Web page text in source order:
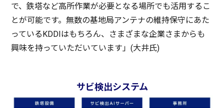
で、鉄塔など高所作業が必要となる場所でも活用するこ
とが可能です。無数の基地局アンテナの維持保守にあた
っているKDDIはもちろん、さまざまな企業さまからも
興味を持っていただいています」(大井氏)
サビ検出システム